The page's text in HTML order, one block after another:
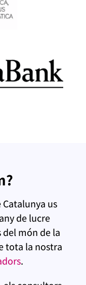
Catalunya us
de lucre
món de la
tota la nostra
.